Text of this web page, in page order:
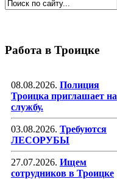
Работа в Троицке
08.08.2026. Полиция
Троицка приглашает на
службу.
03.08.2026. Требуются
ЛЕСОРУБЫ
27.07.2026. Ищем
сотрудников в Троицке